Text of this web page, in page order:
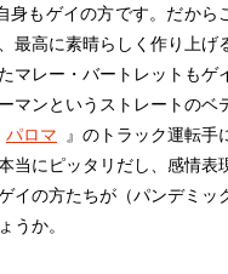
身もゲイの方です。だから
最高に素晴らしく作り上げ
マレー・バートレットもゲ
マンというストレートのベ
パロマ 』のトラック運転手
当にピッタリだし、感情表
イの方たちが（パンデミッ
うか。